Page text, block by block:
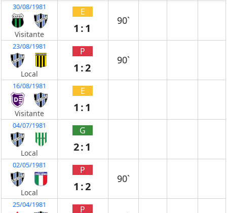
30/08/1981
Visitante
E
1:1
90`
23/08/1981
Local
P
1:2
90`
16/08/1981
Visitante
E
1:1
04/07/1981
Local
G
2:1
02/05/1981
Local
P
1:2
90`
25/04/1981 P